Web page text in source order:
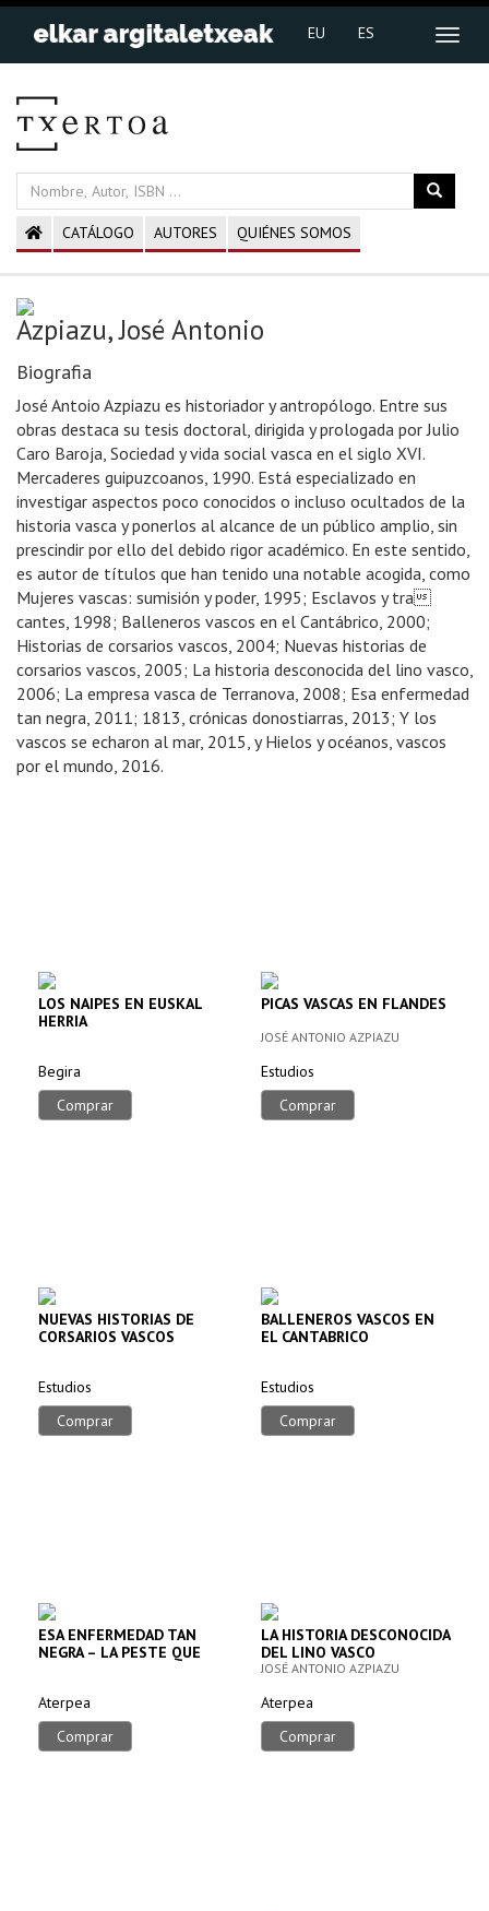
EU ES
CATÁLOGO AUTORES QUIÉNES SOMOS
Azpiazu, José Antonio
Biografia
José Antoio Azpiazu es historiador y antropólogo. Entre sus
obras destaca su tesis doctoral, dirigida y prologada por Julio
Caro Baroja, Sociedad y vida social vasca en el siglo XVI.
Mercaderes guipuzcoanos, 1990. Está especializado en
investigar aspectos poco conocidos o incluso ocultados de la
historia vasca y ponerlos al alcance de un público amplio, sin
prescindir por ello del debido rigor académico. En este sentido,
es autor de títulos que han tenido una notable acogida, como
Mujeres vascas: sumisión y poder, 1995; Esclavos y tra
cantes, 1998; Balleneros vascos en el Cantábrico, 2000;
Historias de corsarios vascos, 2004; Nuevas historias de
corsarios vascos, 2005; La historia desconocida del lino vasco,
2006; La empresa vasca de Terranova, 2008; Esa enfermedad
tan negra, 2011; 1813, crónicas donostiarras, 2013; Y los
vascos se echaron al mar, 2015, y Hielos y océanos, vascos
por el mundo, 2016.
LOS NAIPES EN EUSKAL
HERRIA
Begira
Comprar
PICAS VASCAS EN FLANDES
JOSÉ ANTONIO AZPIAZU
Estudios
Comprar
NUEVAS HISTORIAS DE
CORSARIOS VASCOS
Estudios
Comprar
BALLENEROS VASCOS EN
EL CANTABRICO
Estudios
Comprar
ESA ENFERMEDAD TAN
NEGRA – LA PESTE QUE
Aterpea
Comprar
LA HISTORIA DESCONOCIDA
DEL LINO VASCO
JOSÉ ANTONIO AZPIAZU
Aterpea
Comprar